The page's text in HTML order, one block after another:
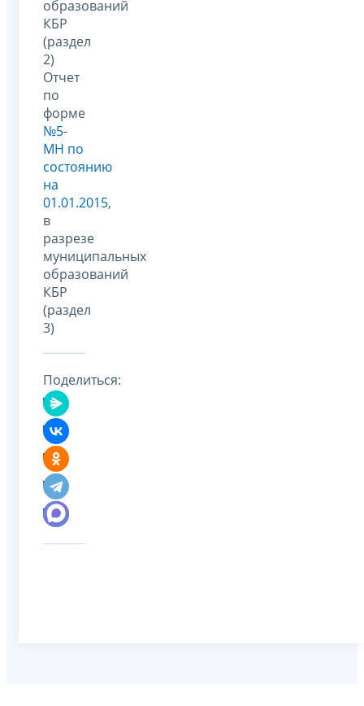
образований
КБР
(раздел
2)
Отчет
по
форме
№5-
МН по
состоянию
на
01.01.2015,
в
разрезе
муниципальных
образований
КБР
(раздел
3)
Поделиться: